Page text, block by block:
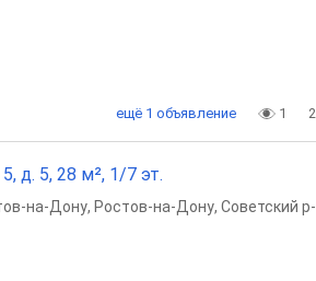
1
ещё 1 объявление
д. 5, 28 м², 1/7 эт.
на-Дону, Ростов-на-Дону, Советский